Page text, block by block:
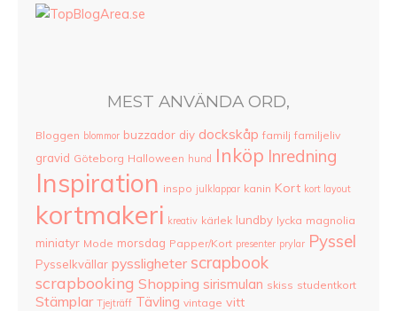
MEST ANVÄNDA ORD,
Bloggen blommor buzzador diy dockskåp familj familjeliv
gravid Göteborg Halloween hund Inköp Inredning
Inspiration inspo julklappar kanin Kort kort layout
kortmakeri kreativ kärlek lundby lycka magnolia
miniatyr Mode morsdag Papper/Kort presenter prylar Pyssel
Pysselkvällar pyssligheter scrapbook
scrapbooking Shopping sirismulan skiss studentkort
Stämplar Tjejträff Tävling vintage vitt